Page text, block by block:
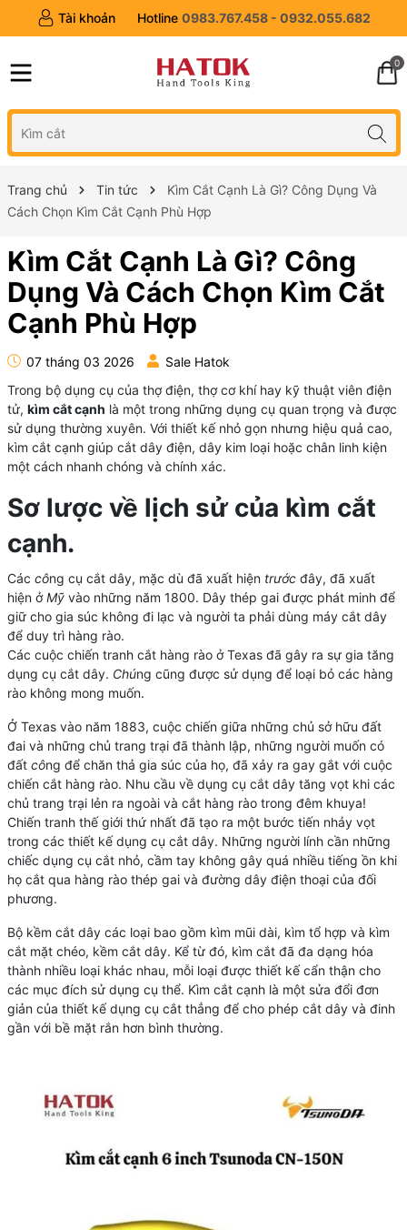
Tài khoản Hotline 0983.767.458 - 0932.055.682
0
Trang chủ Tin tức
Kìm Cắt Cạnh Là Gì? Công Dụng Và
Cách Chọn Kìm Cắt Cạnh Phù Hợp
Kìm Cắt Cạnh Là Gì? Công
Dụng Và Cách Chọn Kìm Cắt
Cạnh Phù Hợp
07 tháng 03 2026
Sale Hatok
Trong bộ dụng cụ của thợ điện, thợ cơ khí hay kỹ thuật viên điện
tử, kìm cắt cạnh là một trong những dụng cụ quan trọng và được
sử dụng thường xuyên. Với thiết kế nhỏ gọn nhưng hiệu quả cao,
kìm cắt cạnh giúp cắt dây điện, dây kim loại hoặc chân linh kiện
một cách nhanh chóng và chính xác.
Sơ lược về lịch sử của kìm cắt
cạnh.
Các công cụ cắt dây, mặc dù đã xuất hiệntrước đây, đã xuất
hiện ởMỹ vào những năm 1800. Dây thép gai được phát minh để
giữ cho gia súc không đi lạc và người ta phải dùng máy cắt dây
để duy trì hàng rào.
Các cuộc chiến tranh cắt hàng rào ở Texas đã gây ra sự gia tăng
dụng cụ cắt dây. Chúng cũng được sử dụng để loại bỏ các hàng
rào không mong muốn.
Ở Texas vào năm 1883, cuộc chiến giữa những chủ sở hữu đất
đai và những chủ trang trại đã thành lập, những người muốn có
đất công để chăn thả gia súc của họ, đã xảy ra gay gắt với cuộc
chiến cắt hàng rào. Nhu cầu về dụng cụ cắt dây tăng vọt khi các
chủ trang trại lẻn ra ngoài và cắt hàng rào trong đêm khuya!
Chiến tranh thế giới thứ nhất đã tạo ra một bước tiến nhảy vọt
trong các thiết kế dụng cụ cắt dây. Những người lính cần những
chiếc dụng cụ cắt nhỏ, cầm tay không gây quá nhiều tiếng ồn khi
họ cắt qua hàng rào thép gai và đường dây điện thoại của đối
phương.
Bộ kềm cắt dây các loại bao gồm kìm mũi dài, kìm tổ hợp và kìm
cắt mặt chéo, kềm cắt dây. Kể từ đó, kìm cắt đã đa dạng hóa
thành nhiều loại khác nhau, mỗi loại được thiết kế cẩn thận cho
các mục đích sử dụng cụ thể. Kìm cắt cạnh là một sửa đổi đơn
giản của thiết kế dụng cụ cắt thẳng để cho phép cắt dây và đinh
gần với bề mặt rắn hơn bình thường.